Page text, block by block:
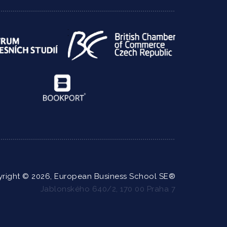
© 2026, European Business School SE®
Jablonského 640/2, 170 00 Praha 7